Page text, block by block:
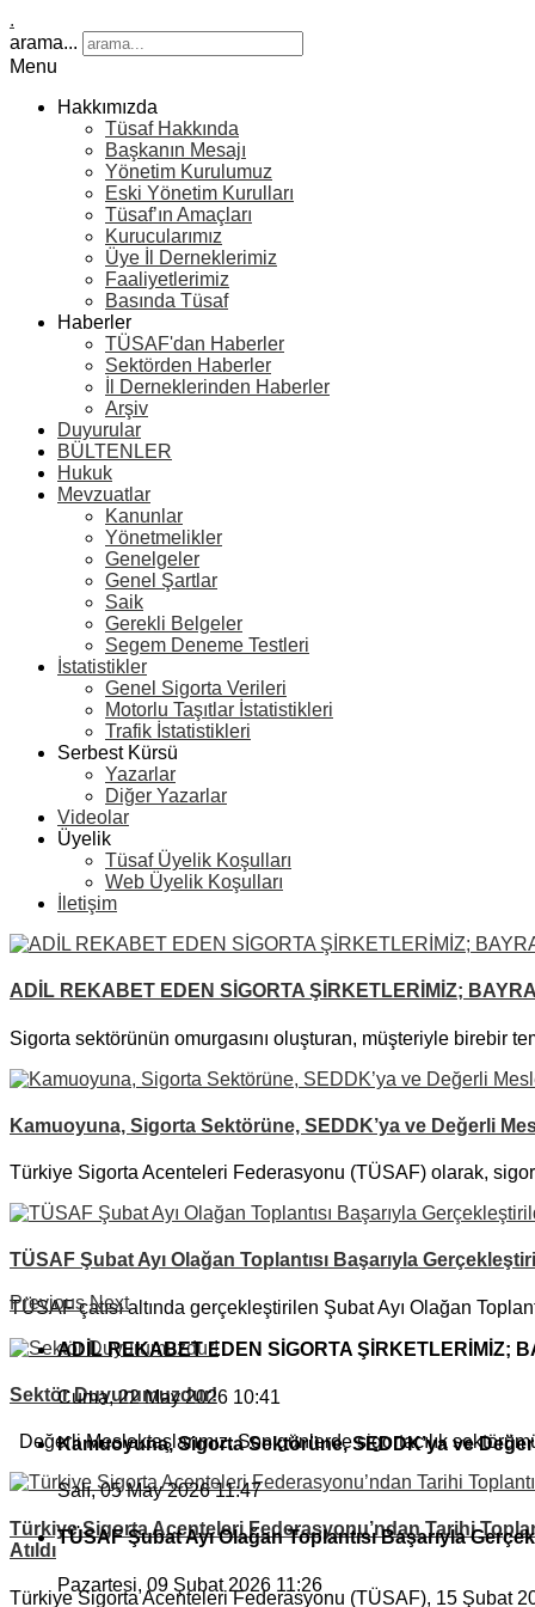
.
arama...
Menu
Hakkımızda
Tüsaf Hakkında
Başkanın Mesajı
Yönetim Kurulumuz
Eski Yönetim Kurulları
Tüsaf’ın Amaçları
Kurucularımız
Üye İl Derneklerimiz
Faaliyetlerimiz
Basında Tüsaf
Haberler
TÜSAF'dan Haberler
Sektörden Haberler
İl Derneklerinden Haberler
Arşiv
Duyurular
BÜLTENLER
Hukuk
Mevzuatlar
Kanunlar
Yönetmelikler
Genelgeler
Genel Şartlar
Saik
Gerekli Belgeler
Segem Deneme Testleri
İstatistikler
Genel Sigorta Verileri
Motorlu Taşıtlar İstatistikleri
Trafik İstatistikleri
Serbest Kürsü
Yazarlar
Diğer Yazarlar
Videolar
Üyelik
Tüsaf Üyelik Koşulları
Web Üyelik Koşulları
İletişim
ADİL REKABET EDEN SİGORTA ŞİRKETLERİMİZ;
Sigorta sektörünün omurgasını oluşturan, müşteriyle birebir
Kamuoyuna, Sigorta Sektörüne, SEDDK’ya ve Değerli
Türkiye Sigorta Acenteleri Federasyonu (TÜSAF) olarak,
TÜSAF Şubat Ayı Olağan Toplantısı Başarıyla
TÜSAF çatısı altında gerçekleştirilen Şubat Ayı Olağan
Sektör Duyurumuzdur!
Değerli Meslektaşlarımız, Son günlerde sigortacılık
Türkiye Sigorta Acenteleri Federasyonu’ndan Tarihi
Atıldı
Türkiye Sigorta Acenteleri Federasyonu (TÜSAF), 15 Şubat
Previous Next
ADİL REKABET EDEN SİGORTA ŞİRKETLERİMİZ;
Cuma, 22 May 2026 10:41
Kamuoyuna, Sigorta Sektörüne, SEDDK’ya ve
Salı, 05 May 2026 11:47
TÜSAF Şubat Ayı Olağan Toplantısı Başarıyla
Pazartesi, 09 Şubat 2026 11:26